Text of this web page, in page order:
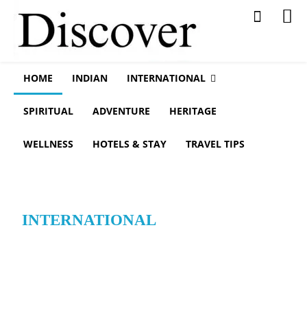
HOME INDIAN INTERNATIONAL
SPIRITUAL ADVENTURE HERITAGE
WELLNESS HOTELS & STAY TRAVEL TIPS
INTERNATIONAL
All Adventure Destination
Honeymoon
Indian